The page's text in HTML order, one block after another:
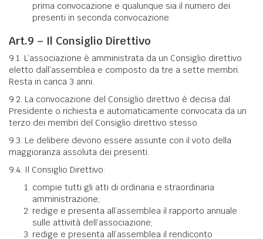
prima convocazione e qualunque sia il numero dei
presenti in seconda convocazione.
Art.9 – Il Consiglio Direttivo
9.1. L’associazione è amministrata da un Consiglio direttivo
eletto dall’assemblea e composto da tre a sette membri.
Resta in carica 3 anni.
9.2. La convocazione del Consiglio direttivo è decisa dal
Presidente o richiesta e automaticamente convocata da un
terzo dei membri del Consiglio direttivo stesso.
9.3. Le delibere devono essere assunte con il voto della
maggioranza assoluta dei presenti.
9.4. Il Consiglio Direttivo:
compie tutti gli atti di ordinaria e straordinaria
amministrazione;
redige e presenta all’assemblea il rapporto annuale
sulle attività dell’associazione;
redige e presenta all’assemblea il rendiconto